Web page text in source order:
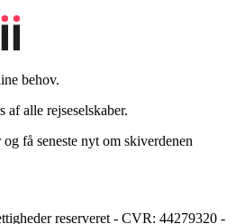
behov.
af alle rejseselskaber.
få seneste nyt om skiverdenen
reserveret - CVR: 44279320 -